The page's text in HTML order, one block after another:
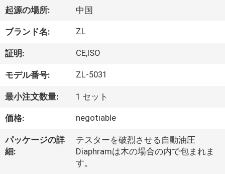
ロ
ダ
ク
ト
デ
オ
起源の場所: 中国
ブランド名: ZL
証明: CE,ISO
モデル番号: ZL-5031
最小注文数量: 1 セット
価格: negotiable
パッケージの詳
細:
テスターを破烈させる自動油圧
Diaphramは木の場合の内で包まれま
す。